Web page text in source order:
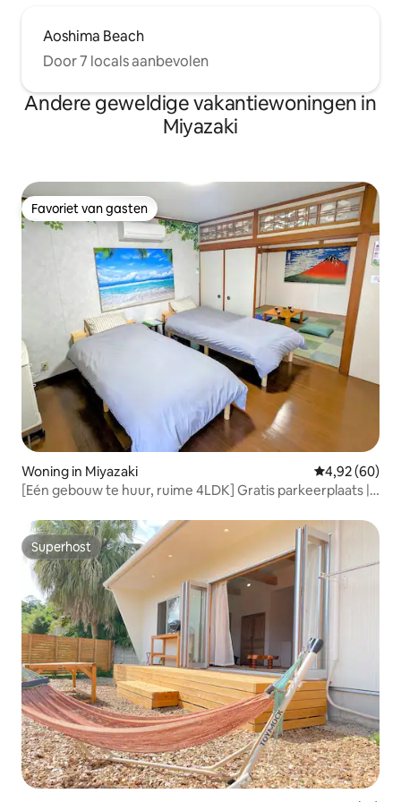
Aoshima Beach
Door 7 locals aanbevolen
Andere geweldige vakantiewoningen in
Miyazaki
Favoriet van gasten
Favoriet van gasten
Woning in Miyazaki Gemiddelde
4,92 (60)
[Eén gebouw te huur, ruime 4LDK] Gratis parkeerplaats |
Superhost
Superhost